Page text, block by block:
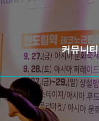
커뮤니티
공지사항
보도자료